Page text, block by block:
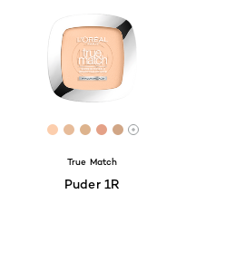
[Color]: #FCCEAD
[Color]: #E7BC9A
[Color]: #DDB38D
[Color]: #E4A187
[Color]: #D1A686
More shades
True Match
Puder 1R